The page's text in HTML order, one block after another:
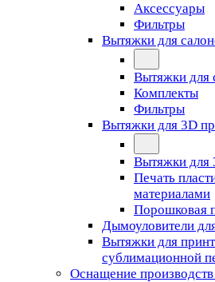
Аксессуары
Фильтры
Вытяжки для
Вытяжки для
Комплекты
Фильтры
Вытяжки для 3D
Вытяжки для
Печать
материалами
Порошковая
Дымоуловители
Вытяжки для
сублимационной
Оснащение производств